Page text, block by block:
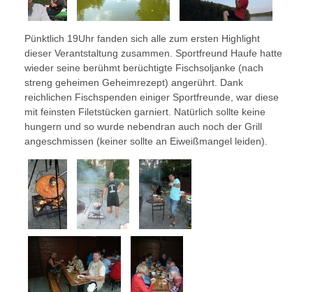
Pünktlich 19Uhr fanden sich alle zum ersten Highlight
dieser Verantstaltung zusammen. Sportfreund Haufe hatte
wieder seine berühmt berüchtigte Fischsoljanke (nach
streng geheimen Geheimrezept) angerührt. Dank
reichlichen Fischspenden einiger Sportfreunde, war diese
mit feinsten Filetstücken garniert. Natürlich sollte keine
hungern und so wurde nebendran auch noch der Grill
angeschmissen (keiner sollte an Eiweißmangel leiden).